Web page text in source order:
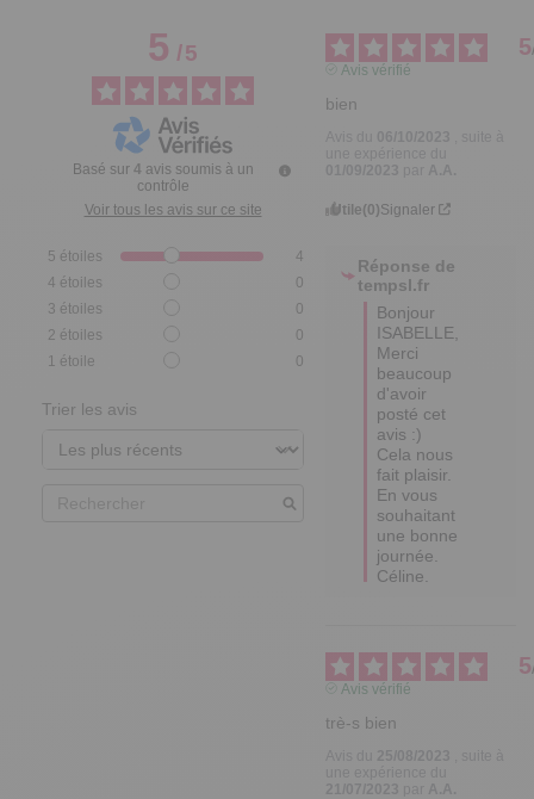
5/5
Basé sur 4 avis soumis à un
contrôle
Voir tous les avis sur ce site
5 étoiles
4
4 étoiles
0
3 étoiles
0
2 étoiles
0
1 étoile 0
Trier les avis
5
Avis vérifié
bien
06/10/2023
01/09/2023
A.A.
Utile(0)Signaler
Réponse de
tempsl.fr
Bonjour
ISABELLE,
Merci
beaucoup
d'avoir
posté cet
avis :)
Cela nous
fait plaisir.
En vous
souhaitant
une bonne
journée.
Céline.
5
Avis vérifié
trè-s bien
25/08/2023
une expérience du
21/07/2023
par A.A.